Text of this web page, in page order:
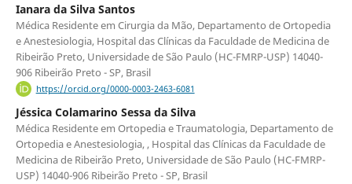
Ianara da Silva Santos
Médica Residente em Cirurgia da Mão, Departamento de Ortopedia
e Anestesiologia, Hospital das Clínicas da Faculdade de Medicina de
Ribeirão Preto, Universidade de São Paulo (HC-FMRP-USP) 14040-
906 Ribeirão Preto - SP, Brasil
https://orcid.org/0000-0003-2463-6081
Jéssica Colamarino Sessa da Silva
Médica Residente em Ortopedia e Traumatologia, Departamento de
Ortopedia e Anestesiologia, , Hospital das Clínicas da Faculdade de
Medicina de Ribeirão Preto, Universidade de São Paulo (HC-FMRP-
USP) 14040-906 Ribeirão Preto - SP, Brasil